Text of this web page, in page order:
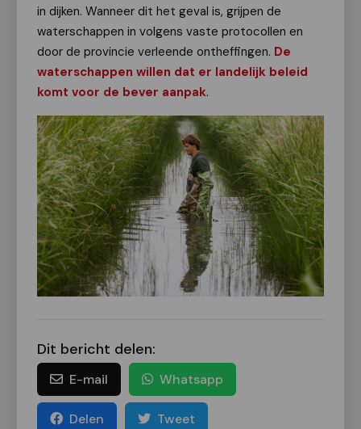
in dijken. Wanneer dit het geval is, grijpen de
waterschappen in volgens vaste protocollen en
door de provincie verleende ontheffingen. De
waterschappen willen dat er landelijk beleid
komt voor de bever aanpak.
Dit bericht delen:
E-mail Whatsapp
Delen Tweet